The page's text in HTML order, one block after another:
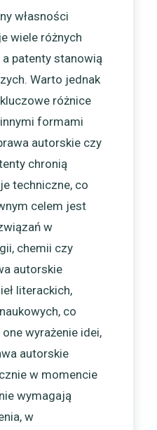
własności
wiele różnych
patenty stanowią
Warto jednak
różnice
formami
autorskie czy
chronią
techniczne, co
celem jest
w
chemii czy
autorskie
literackich,
co
wyrażenie idei,
autorskie
w momencie
wymagają
w